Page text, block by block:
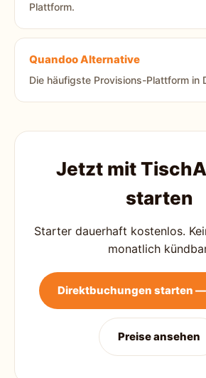
Plattform.
Quandoo Alternative
Die häufigste Provisions-Plattform in
Jetzt mit
starten
Starter dauerhaft kostenlos.
monatlich
Direktbuchungen starten
Preise ansehen